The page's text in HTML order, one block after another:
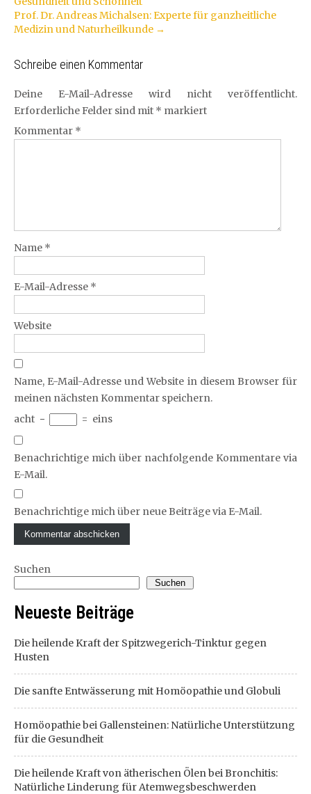
Navigation
Prof. Dr. Andreas Michalsen: Experte für ganzheitliche
Medizin und Naturheilkunde →
Schreibe einen Kommentar
Deine E-Mail-Adresse wird nicht veröffentlicht.
Erforderliche Felder sind mit * markiert
Kommentar *
Name *
E-Mail-Adresse *
Website
Name, E-Mail-Adresse und Website in diesem Browser für
meinen nächsten Kommentar speichern.
acht − = eins
Benachrichtige mich über nachfolgende Kommentare via
E-Mail.
Benachrichtige mich über neue Beiträge via E-Mail.
Suchen
Suchen
Neueste Beiträge
Die heilende Kraft der Spitzwegerich-Tinktur gegen
Husten
Die sanfte Entwässerung mit Homöopathie und Globuli
Homöopathie bei Gallensteinen: Natürliche Unterstützung
für die Gesundheit
Die heilende Kraft von ätherischen Ölen bei Bronchitis:
Natürliche Linderung für Atemwegsbeschwerden